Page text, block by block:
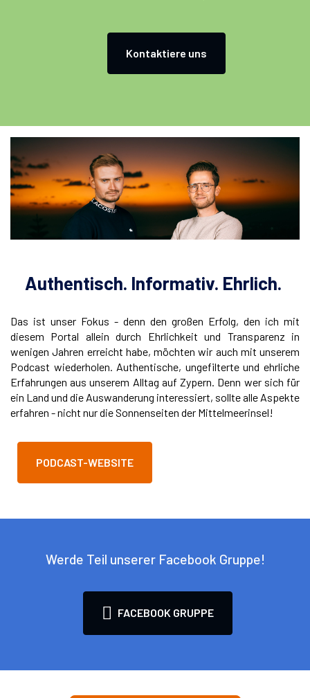
Kontaktiere uns
Authentisch. Informativ. Ehrlich.
Das ist unser Fokus - denn den großen Erfolg, den ich mit
diesem Portal allein durch Ehrlichkeit und Transparenz in
wenigen Jahren erreicht habe, möchten wir auch mit unserem
Podcast wiederholen. Authentische, ungefilterte und ehrliche
Erfahrungen aus unserem Alltag auf Zypern. Denn wer sich für
ein Land und die Auswanderung interessiert, sollte alle Aspekte
erfahren - nicht nur die Sonnenseiten der Mittelmeerinsel!
PODCAST-WEBSITE
Werde Teil unserer Facebook Gruppe!
FACEBOOK GRUPPE